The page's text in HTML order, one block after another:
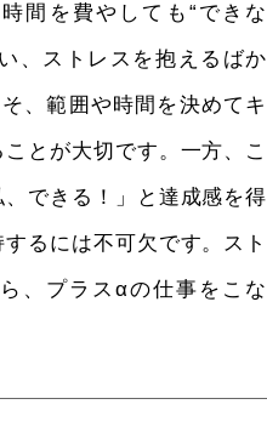
間を費やしても“できな
、ストレスを抱えるばか
、範囲や時間を決めてキ
とが大切です。一方、こ
できる！」と達成感を得
るには不可欠です。スト
、プラスαの仕事をこな